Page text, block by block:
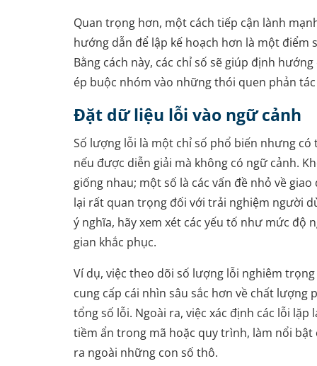
Quan trọng hơn, một cách tiếp cận lành
hướng dẫn để lập kế hoạch hơn là một điểm
Bằng cách này, các chỉ số sẽ giúp định
ép buộc nhóm vào những thói quen phản
Đặt dữ liệu lỗi vào ngữ cảnh
Số lượng lỗi là một chỉ số phổ biến nhưng
nếu được diễn giải mà không có ngữ cảnh.
giống nhau; một số là các vấn đề nhỏ về
lại rất quan trọng đối với trải nghiệm người
ý nghĩa, hãy xem xét các yếu tố như mức độ
gian khắc phục.
Ví dụ, việc theo dõi số lượng lỗi nghiêm
cung cấp cái nhìn sâu sắc hơn về chất lượng
tổng số lỗi. Ngoài ra, việc xác định các lỗi lặp
tiềm ẩn trong mã hoặc quy trình, làm nổi
ra ngoài những con số thô.